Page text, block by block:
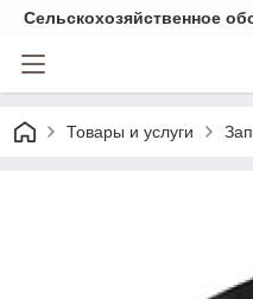
Cельскохозяйственное
Товары и услуги